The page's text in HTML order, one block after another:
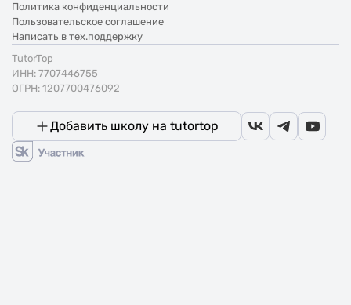
Политика конфиденциальности
Пользовательское соглашение
Написать в тех.поддержку
TutorTop
ИНН: 7707446755
ОГРН: 1207700476092
Добавить школу на tutortop